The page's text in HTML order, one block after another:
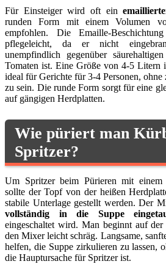
Für Einsteiger wird oft ein
runden Form mit einem Volumen
empfohlen. Die Emaille-
pflegeleicht, da er nicht
unempfindlich gegenüber
Tomaten ist. Eine Größe von 4-5 Litern
ideal für Gerichte für 3-4 Personen,
zu sein. Die runde Form sorgt für eine
auf gängigen Herdplatten.
Wie püriert man
Spritzer?
Um Spritzer beim Pürieren mit einem
sollte der Topf von der heißen
stabile Unterlage gestellt werden. Der
vollständig in die Suppe
eingeschaltet wird. Man beginnt auf
den Mixer leicht schräg. Langsame,
helfen, die Suppe zirkulieren zu lassen,
die Hauptursache für Spritzer ist.